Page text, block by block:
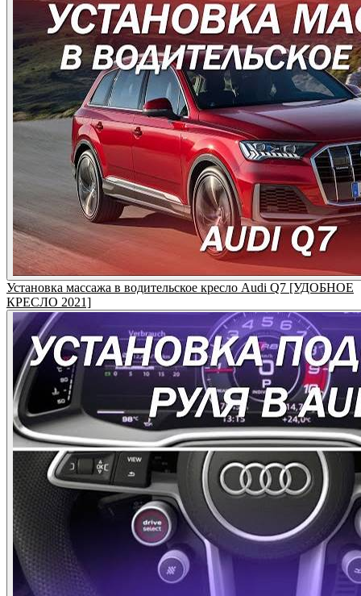
Установка массажа в водительское кресло Audi Q7 [УДОБНОЕ
КРЕСЛО 2021]